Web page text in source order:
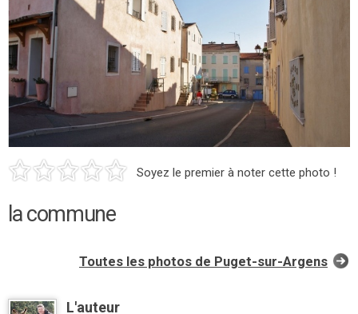
Soyez le premier à noter cette photo !
la commune
Toutes les photos de Puget-sur-Argens
L'auteur